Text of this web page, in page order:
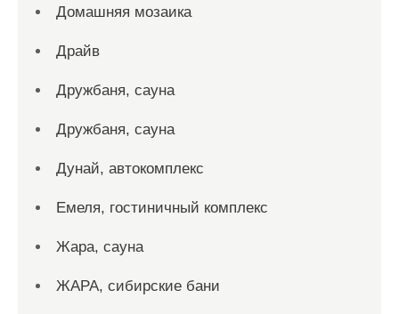
Домашняя мозаика
Драйв
Дружбаня, сауна
Дружбаня, сауна
Дунай, автокомплекс
Емеля, гостиничный комплекс
Жара, сауна
ЖАРА, сибирские бани